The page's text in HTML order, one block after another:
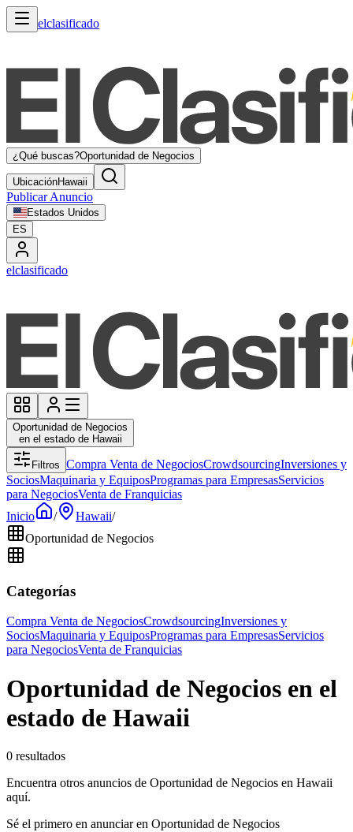
elclasificado
¿Qué buscas?Oportunidad de Negocios
UbicaciónHawaii
Publicar Anuncio
Estados Unidos
ES
elclasificado
Oportunidad de Negocios
en el estado de Hawaii
Filtros Compra Venta de NegociosCrowdsourcingInversiones y
SociosMaquinaria y EquiposProgramas para EmpresasServicios
para NegociosVenta de Franquicias
Inicio
/ Hawaii/
Oportunidad de Negocios
Categorías
Compra Venta de NegociosCrowdsourcingInversiones y
SociosMaquinaria y EquiposProgramas para EmpresasServicios
para NegociosVenta de Franquicias
Oportunidad de Negocios en el
estado de Hawaii
0 resultados
Encuentra otros anuncios de Oportunidad de Negocios en Hawaii
aquí.
Sé el primero en anunciar en Oportunidad de Negocios